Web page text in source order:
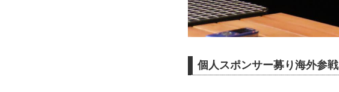
個人スポンサー募り海外参戦